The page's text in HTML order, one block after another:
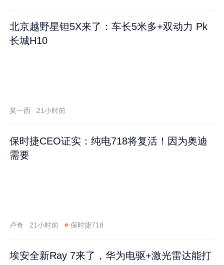
北京越野星钽5X来了：车长5米多+双动力 Pk
长城H10
莫一西 21小时前
保时捷CEO证实：纯电718将复活！因为奥迪
需要
卢奇 21小时前 # 保时捷718
埃安全新Ray 7来了，华为电驱+激光雷达能打